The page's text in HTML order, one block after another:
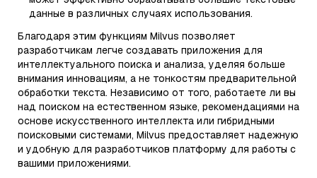
данные в различных случаях использования.
Благодаря этим функциям Milvus позволяет
разработчикам легче создавать приложения для
интеллектуального поиска и анализа, уделяя больше
внимания инновациям, а не тонкостям предварительной
обработки текста. Независимо от того, работаете ли вы
над поиском на естественном языке, рекомендациями на
основе искусственного интеллекта или гибридными
поисковыми системами, Milvus предоставляет надежную
и удобную для разработчиков платформу для работы с
вашими приложениями.